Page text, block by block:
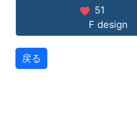
favorite 51
F design
戻る